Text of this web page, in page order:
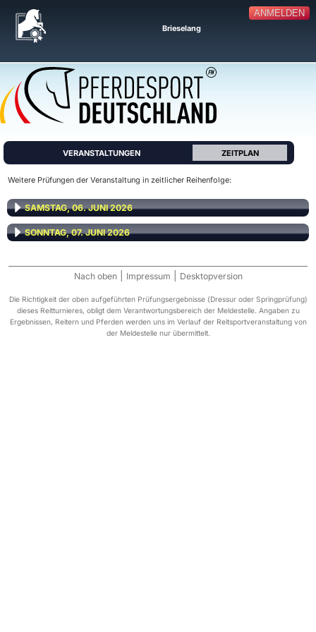
ANMELDEN
Brieselang
VERANSTALTUNGEN ZEITPLAN
Weitere Prüfungen der Veranstaltung in zeitlicher Reihenfolge:
SAMSTAG, 06. JUNI 2026
SONNTAG, 07. JUNI 2026
Nach oben Impressum Desktopversion
Die Richtigkeit der oben aufgeführten Prüfungsergebnisse (Dressur oder Springprüfung)
dieses Reitturnieres, obligt dem Verantwortungsbereich der Meldestelle. Angaben zu
Ergebnissen, Reitern und Pferden werden uns im Verlauf der Reitsportveranstaltung von
der Meldestelle nur übermittelt.